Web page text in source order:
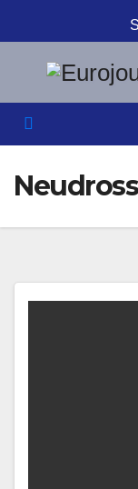
Inhalt
springen